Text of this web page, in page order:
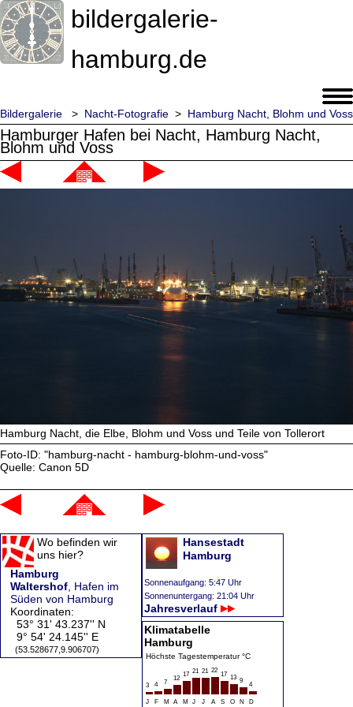
bildergalerie-
hamburg.de
Bildergalerie > Nacht-Fotografie > Hamburg Nacht, Blohm und Voss
Hamburger Hafen bei Nacht, Hamburg Nacht,
Blohm und Voss
Hamburg Nacht, die Elbe, Blohm und Voss und Teile von Tollerort
Foto-ID: "hamburg-nacht - hamburg-blohm-und-voss"
Quelle: Canon 5D
Wo befinden wir
uns hier?
Hamburg
Waltershof , Hafen im
Süden von Hamburg
Koordinaten:
53° 31' 43.237'' N
9° 54' 24.145'' E
(53.528677,9.906707)
Hansestadt
Hamburg
Sonnenaufgang: 5:47 Uhr
Sonnenuntergang: 21:04 Uhr
Jahresverlauf
Klimatabelle
Hamburg
Höchste Tagestemperatur °C
3 4 7
12
17 21 21 22
17 13 9
4
J F M A M J J A S O N D